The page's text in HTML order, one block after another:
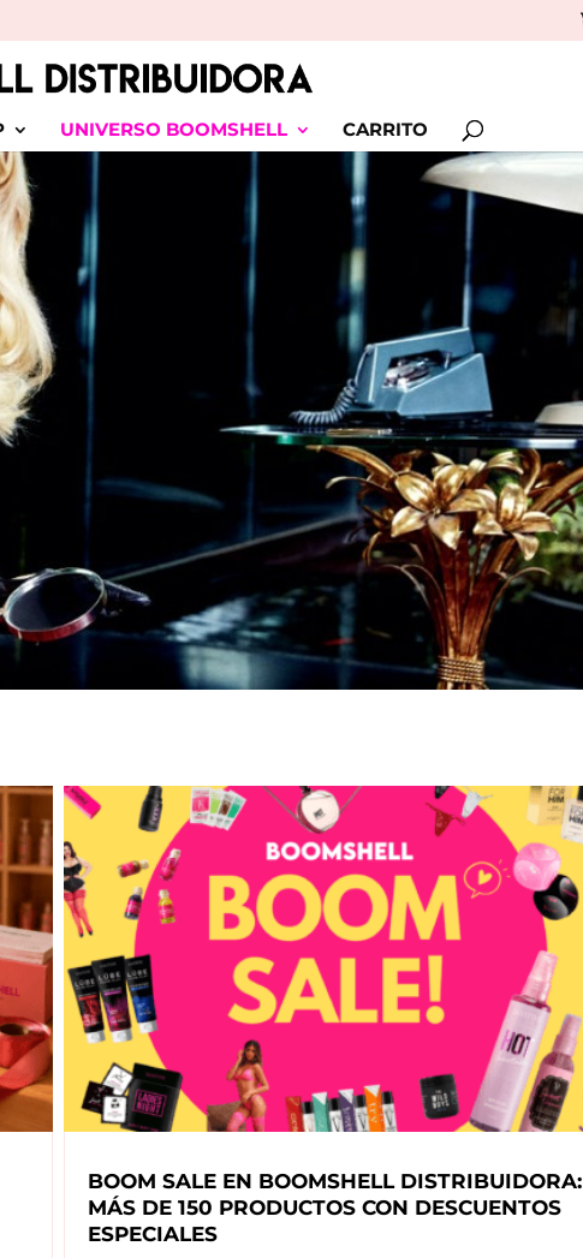
UNIVERSO BOOMSHELL CARRITO
BOOM SALE EN BOOMSHELL DISTRIBUIDORA:
MÁS DE 150 PRODUCTOS CON DESCUENTOS
ESPECIALES